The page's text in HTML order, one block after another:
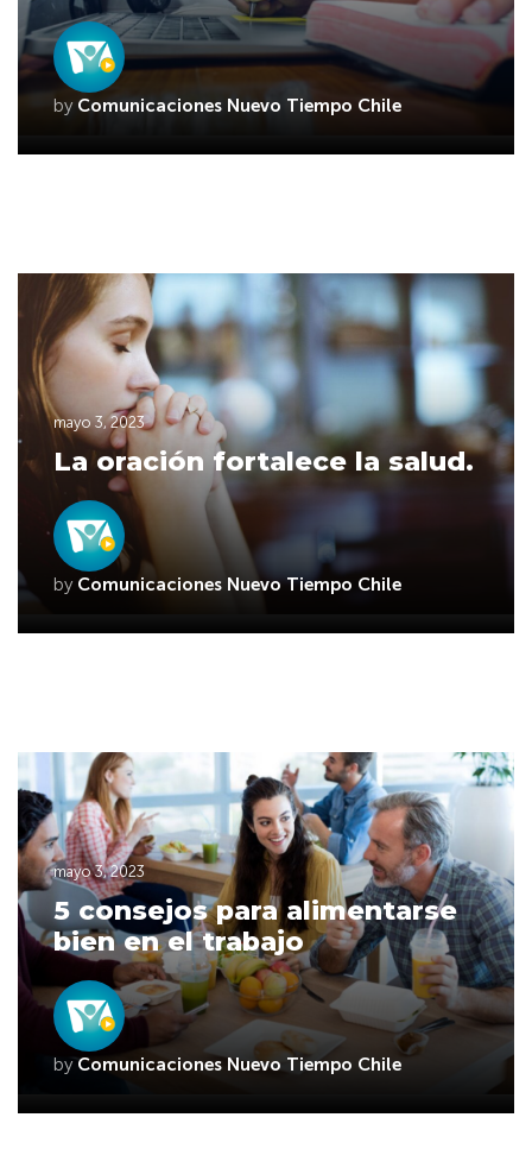
by Comunicaciones Nuevo Tiempo Chile
mayo 3, 2023
La oración fortalece la salud.
by Comunicaciones Nuevo Tiempo Chile
mayo 3, 2023
5 consejos para alimentarse
bien en el trabajo
by Comunicaciones Nuevo Tiempo Chile